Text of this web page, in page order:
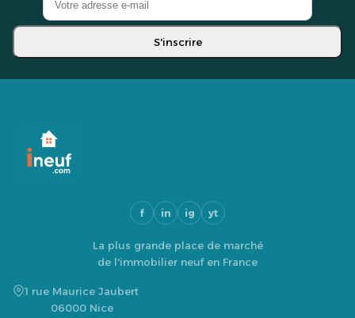
S'inscrire
f in ig yt
La plus grande place de marché
de l'immobilier neuf en France
1 rue Maurice Jaubert
06000 Nice